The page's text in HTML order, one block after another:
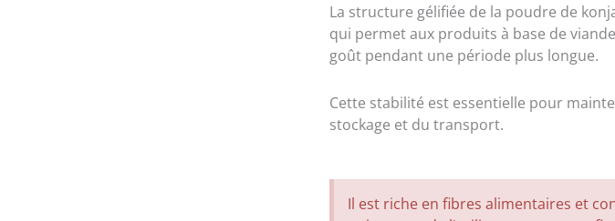
La structure gélifiée de la poudre de
qui permet aux produits à base de
goût pendant une période plus longue.
Cette stabilité est essentielle pour
stockage et du transport.
Il est riche en fibres alimentaires et